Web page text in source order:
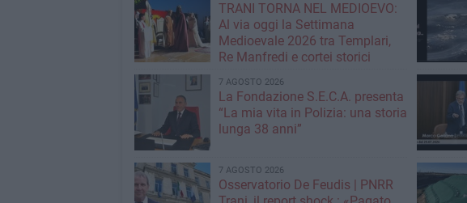
TRANI TORNA NEL MEDIOEVO:
Al via oggi la Settimana
Medioevale 2026 tra Templari,
Re Manfredi e cortei storici
7 AGOSTO 2026
La Fondazione S.E.C.A. presenta
“La mia vita in Polizia: una storia
lunga 38 anni”
7 AGOSTO 2026
Osservatorio De Feudis | PNRR